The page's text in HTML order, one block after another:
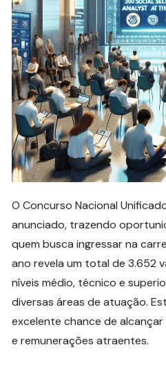
O Concurso Nacional
anunciado, trazendo
quem busca ingressar na
ano revela um total de 3.652
níveis médio, técnico e
diversas áreas de atuação.
excelente chance de
e remunerações atraentes.